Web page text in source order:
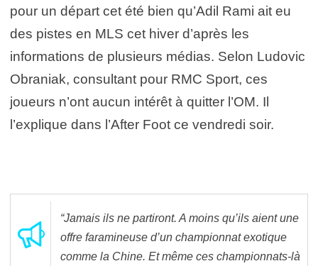
pour un départ cet été bien qu’Adil Rami ait eu
des pistes en MLS cet hiver d’après les
informations de plusieurs médias. Selon Ludovic
Obraniak, consultant pour RMC Sport, ces
joueurs n’ont aucun intérêt à quitter l’OM. Il
l’explique dans l’After Foot ce vendredi soir.
“Jamais ils ne partiront. A moins qu’ils aient une
offre faramineuse d’un championnat exotique
comme la Chine. Et même ces championnats-là